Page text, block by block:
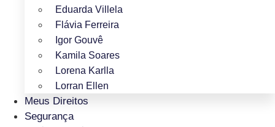
Eduarda Villela
Flávia Ferreira
Igor Gouvê
Kamila Soares
Lorena Karlla
Lorran Ellen
Meus Direitos
Segurança